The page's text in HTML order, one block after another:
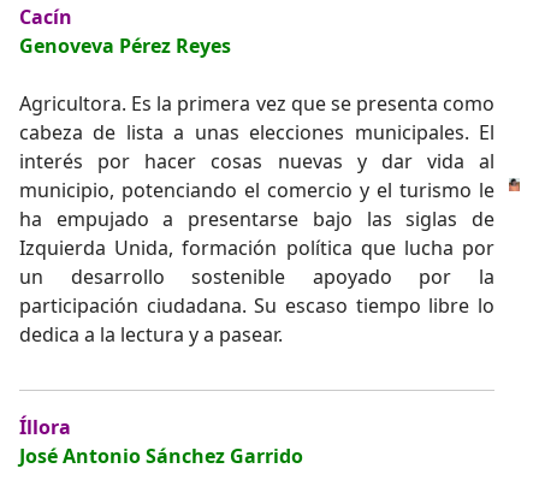
Cacín
Genoveva Pérez Reyes
Agricultora. Es la primera vez que se presenta como
cabeza de lista a unas elecciones municipales. El
interés por hacer cosas nuevas y dar vida al
municipio, potenciando el comercio y el turismo le
ha empujado a presentarse bajo las siglas de
Izquierda Unida, formación política que lucha por
un desarrollo sostenible apoyado por la
participación ciudadana. Su escaso tiempo libre lo
dedica a la lectura y a pasear.
Íllora
José Antonio Sánchez Garrido